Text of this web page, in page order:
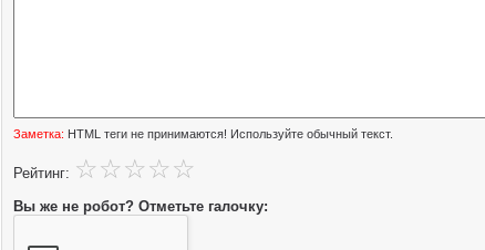
Заметка: HTML теги не принимаются! Используйте обычный текст.
Рейтинг:
Вы же не робот? Отметьте галочку: